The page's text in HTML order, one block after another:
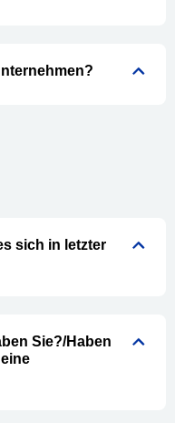
sich in letzter
Sie?/Haben